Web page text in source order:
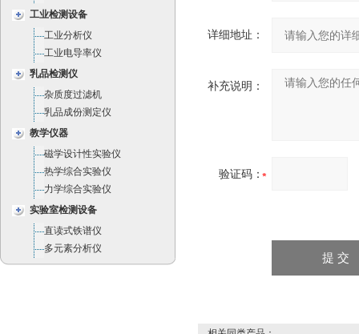
工业检测设备
工业分析仪
工业电导率仪
乳品检测仪
杂质度过滤机
乳品成份测定仪
教学仪器
磁学设计性实验仪
热学综合实验仪
力学综合实验仪
实验室检测设备
直读式铁谱仪
多元素分析仪
详细地址：
补充说明：
验证码：